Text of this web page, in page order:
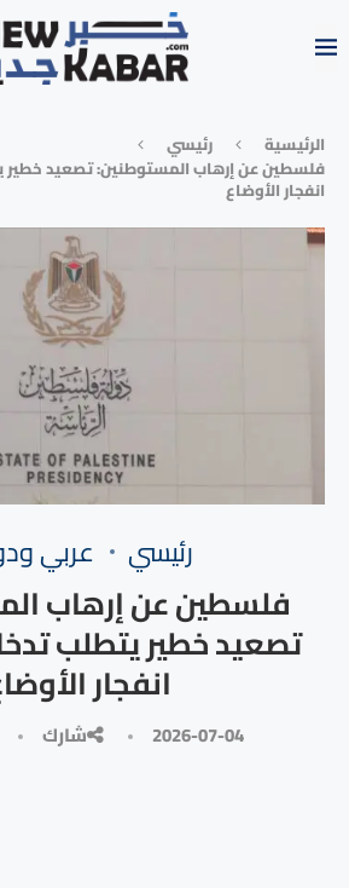
الرئيسية
رئيسي
فلسطين عن إرهاب المستوطنين: تصعيد خطير
انفجار الأوضاع
رئيسي ⁠عربي
فلسطين عن إرهاب
تصعيد خطير يتطلب
انفجار
2026-07-04 شارك